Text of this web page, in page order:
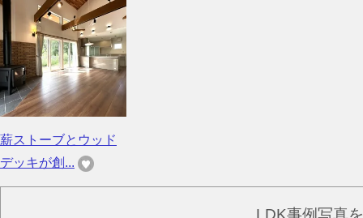
薪ストーブとウッド
デッキが創...
LDK事例写真